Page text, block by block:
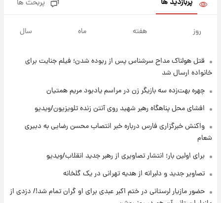
آلزایمر و زوال عقل افزایش می‌یابد؟
۹ ساعت پیش
انتقاد تند پیمان طالبی از مسئولان استقلال در
مرداد ۱۴۰۵ +جدول
با قدرتمندترین و بادوام ترین تانک جهان آشنا
شوید+ فیلم
۱۱ ساعت پیش
پربازدید ها پربحث ها
روز هفته ماه سال
قتل هولناک مداح سرشناس پس از ربوده شدن؛ فیلم جنایت برای
خانواده ارسال شد
چهره بهت‌زده سه بازیگر زن در مراسم یادبود مریم همتیان
افشای محل پناهگاه‌ رهبر شهید روی آنتن زنده تلویزیون/ویدیو
واکنش خبرگزاری فارس درباره خبر انتصاب محسن رضایی به دبیری
شعام
برای اولین بار؛ انتشار تصاویری از رهبر جدید انقلاب/ویدیو
تصاویر جدید و دلبرانه از هدیه تهرانی در یک گلخانه
حضور مازیار لرستانی در ختم اکبر عبدی برای او گران تمام شد!/ دزدی از